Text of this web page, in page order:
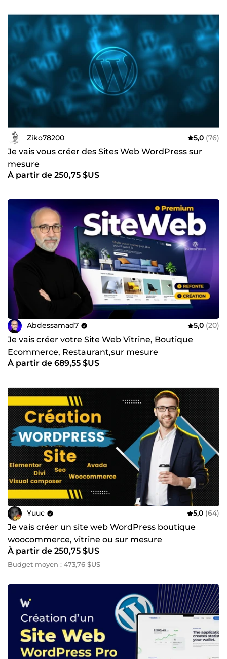
Ziko78200 5,0 (76)
Je vais vous créer des Sites Web WordPress sur
mesure
À partir de 250,75 $US
Abdessamad7 5,0 (20)
Je vais créer votre Site Web Vitrine, Boutique
Ecommerce, Restaurant,sur mesure
À partir de 689,55 $US
Yuuc 5,0 (64)
Je vais créer un site web WordPress boutique
woocommerce, vitrine ou sur mesure
À partir de 250,75 $US
Budget moyen : 473,76 $US